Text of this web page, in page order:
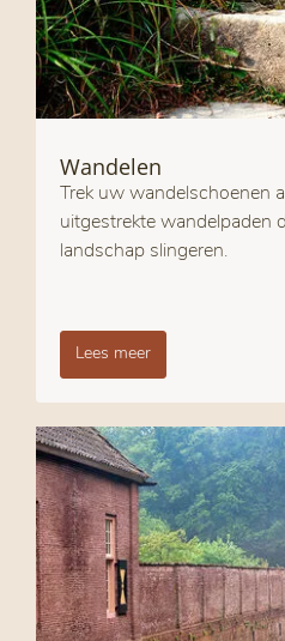
Wandelen
Trek uw wandelschoenen
uitgestrekte wandelpaden
landschap slingeren.
Lees meer